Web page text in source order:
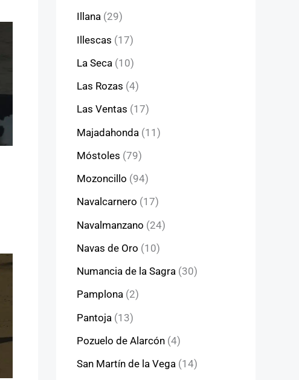
Illana (29)
Illescas (17)
La Seca (10)
Las Rozas (4)
Las Ventas (17)
Majadahonda (11)
Móstoles (79)
Mozoncillo (94)
Navalcarnero (17)
Navalmanzano (24)
Navas de Oro (10)
Numancia de la Sagra (30)
Pamplona (2)
Pantoja (13)
Pozuelo de Alarcón (4)
San Martín de la Vega (14)